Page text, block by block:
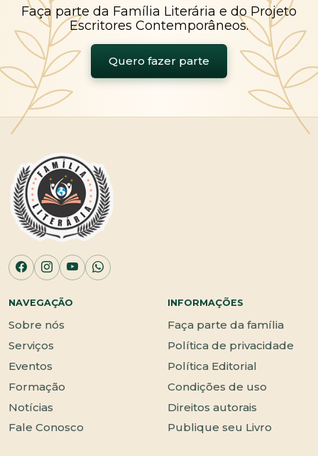
Faça parte da Família Literária e do Projeto
Escritores Contemporâneos.
Quero fazer parte
NAVEGAÇÃO
Sobre nós
Serviços
Eventos
Formação
Notícias
Fale Conosco
INFORMAÇÕES
Faça parte da família
Política de privacidade
Política Editorial
Condições de uso
Direitos autorais
Publique seu Livro